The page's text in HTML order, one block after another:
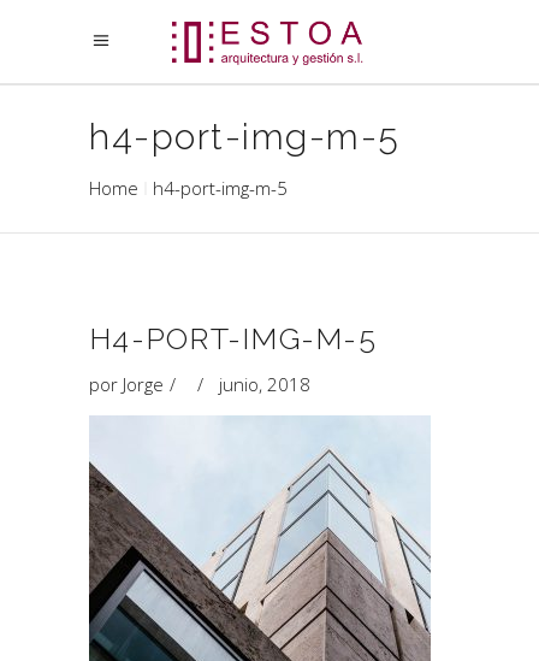
h4-port-img-m-5
Home h4-port-img-m-5
H4-PORT-IMG-M-5
por Jorge junio, 2018